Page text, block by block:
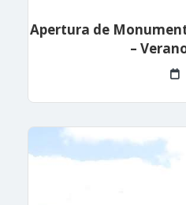
Apertura de
–